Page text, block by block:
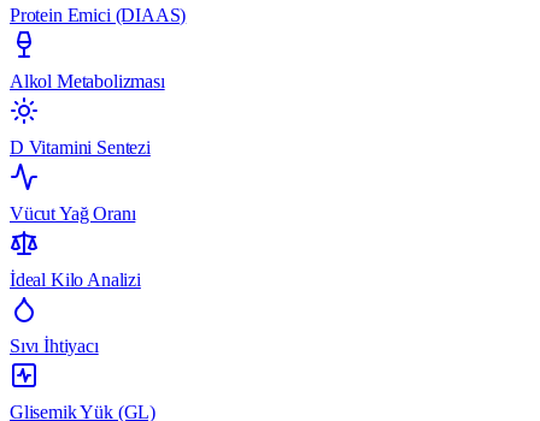
Protein Emici (DIAAS)
Alkol Metabolizması
D Vitamini Sentezi
Vücut Yağ Oranı
İdeal Kilo Analizi
Sıvı İhtiyacı
Glisemik Yük (GL)